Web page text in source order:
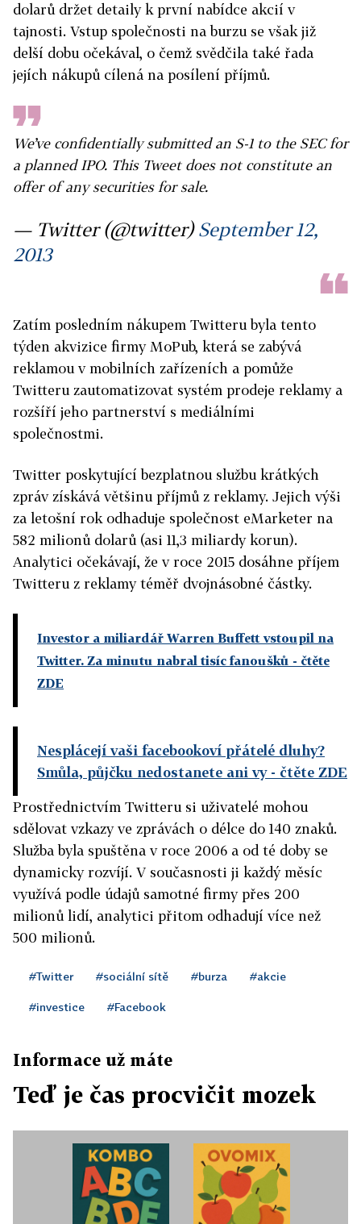
dolarů držet detaily k první nabídce akcií v
tajnosti. Vstup společnosti na burzu se však již
delší dobu očekával, o čemž svědčila také řada
jejích nákupů cílená na posílení příjmů.
We’ve confidentially submitted an S-1 to the SEC for
a planned IPO. This Tweet does not constitute an
offer of any securities for sale.
— Twitter (@twitter)September 12,
2013
Zatím posledním nákupem Twitteru byla tento
týden akvizice firmy MoPub, která se zabývá
reklamou v mobilních zařízeních a pomůže
Twitteru zautomatizovat systém prodeje reklamy a
rozšíří jeho partnerství s mediálními
společnostmi.
Twitter poskytující bezplatnou službu krátkých
zpráv získává většinu příjmů z reklamy. Jejich výši
za letošní rok odhaduje společnost eMarketer na
582 milionů dolarů (asi 11,3 miliardy korun).
Analytici očekávají, že v roce 2015 dosáhne příjem
Twitteru z reklamy téměř dvojnásobné částky.
Investor a miliardář Warren Buffett vstoupil na
Twitter. Za minutu nabral tisíc fanoušků - čtěte
ZDE
Nesplácejí vaši facebookoví přátelé dluhy?
Smůla, půjčku nedostanete ani vy- čtěte ZDE
Prostřednictvím Twitteru si uživatelé mohou
sdělovat vzkazy ve zprávách o délce do 140 znaků.
Služba byla spuštěna v roce 2006 a od té doby se
dynamicky rozvíjí. V současnosti ji každý měsíc
využívá podle údajů samotné firmy přes 200
milionů lidí, analytici přitom odhadují více než
500 milionů.
#Twitter #sociální sítě #burza #akcie
#investice #Facebook
Informace už máte
Teď je čas procvičit mozek